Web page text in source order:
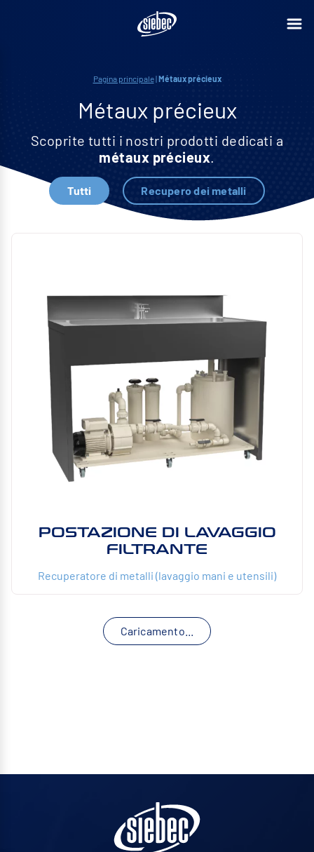
Pagina principale|Métaux précieux
Métaux précieux
Scoprite tutti i nostri prodotti dedicati a
métaux précieux.
Tutti Recupero dei metalli
POSTAZIONE DI LAVAGGIO
FILTRANTE
Recuperatore di metalli (lavaggio mani e utensili)
Caricamento...